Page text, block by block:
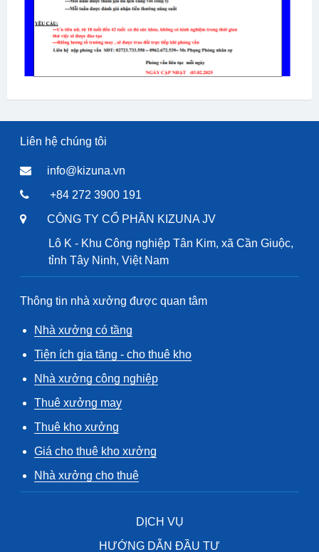
Liên hệ chúng tôi
info@kizuna.vn
+84 272 3900 191
CÔNG TY CỔ PHẦN KIZUNA JV
Lô K - Khu Công nghiệp Tân Kim, xã Cần Giuộc,
tỉnh Tây Ninh, Việt Nam
Thông tin nhà xưởng được quan tâm
Nhà xưởng có tầng
Tiện ích gia tăng - cho thuê kho
Nhà xưởng công nghiệp
Thuê xưởng may
Thuê kho xưởng
Giá cho thuê kho xưởng
Nhà xưởng cho thuê
DỊCH VỤ
HƯỚNG DẪN ĐẦU TƯ